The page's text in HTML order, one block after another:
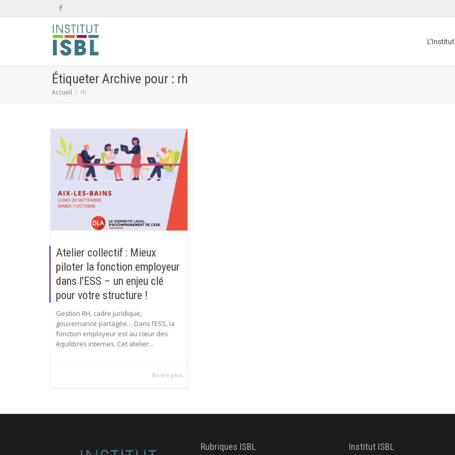
L’Institut
Étiqueter Archive pour : rh
Accueil rh
Atelier collectif : Mieux
piloter la fonction employeur
dans l’ESS – un enjeu clé
pour votre structure !
Gestion RH, cadre juridique,
gouvernance partagée… Dans l’ESS, la
fonction employeur est au cœur des
équilibres internes. Cet atelier...
En lire plus
Rubriques ISBL Institut ISBL